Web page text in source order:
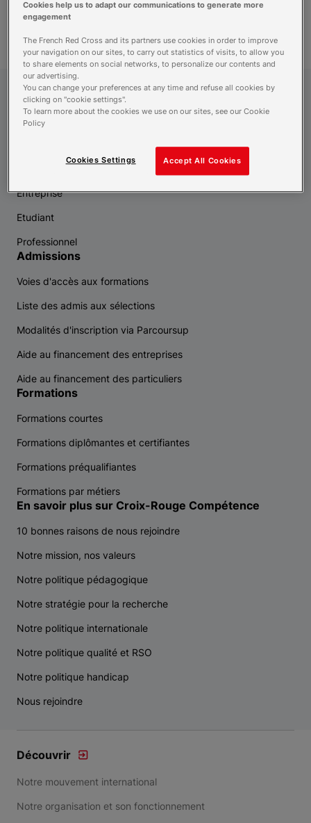
recherche
Croix-Rouge Compétence
Demandeur d'emploi
Entreprise
Etudiant
Professionnel
Admissions
Voies d'accès aux formations
Liste des admis aux sélections
Modalités d'inscription via Parcoursup
Aide au financement des entreprises
Aide au financement des particuliers
Formations
Formations courtes
Formations diplômantes et certifiantes
Formations préqualifiantes
Formations par métiers
En savoir plus sur Croix-Rouge Compétence
10 bonnes raisons de nous rejoindre
Notre mission, nos valeurs
Notre politique pédagogique
Notre stratégie pour la recherche
Notre politique internationale
Notre politique qualité et RSO
Notre politique handicap
Nous rejoindre
Découvrir
Notre mouvement international
Notre organisation et son fonctionnement
Cookies help us to adapt our communications to generate more
engagement
The French Red Cross and its partners use cookies in order to improve
your navigation on our sites, to carry out statistics of visits, to allow you
to share elements on social networks, to personalize our contents and
our advertising.
You can change your preferences at any time and refuse all cookies by
clicking on "cookie settings".
To learn more about the cookies we use on our sites, see our Cookie
Policy
Accept All Cookies
Cookies Settings